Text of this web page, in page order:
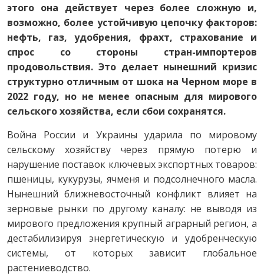
этого она действует через более сложную и,
возможно, более устойчивую цепочку факторов:
нефть, газ, удобрения, фрахт, страхование и
спрос со стороны стран-импортеров
продовольствия. Это делает нынешний кризис
структурно отличным от шока на Черном море в
2022 году, но не менее опасным для мирового
сельского хозяйства, если сбои сохранятся.
Война России и Украины ударила по мировому
сельскому хозяйству через прямую потерю и
нарушение поставок ключевых экспортных товаров:
пшеницы, кукурузы, ячменя и подсолнечного масла.
Нынешний ближневосточный конфликт влияет на
зерновые рынки по другому каналу: не выводя из
мирового предложения крупный аграрный регион, а
дестабилизируя энергетическую и удобренческую
системы, от которых зависит глобальное
растениеводство.